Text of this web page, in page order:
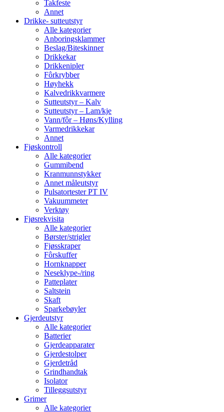
Takfeste
Annet
Drikke- sutteutstyr
Alle kategorier
Anboringsklammer
Beslag/Biteskinner
Drikkekar
Drikkenipler
Fôrkrybber
Høyhekk
Kalvedrikkvarmere
Sutteutstyr – Kalv
Sutteutstyr – Lam/kje
Vann/fôr – Høns/Kylling
Varmedrikkekar
Annet
Fjøskontroll
Alle kategorier
Gummibend
Kranmunnstykker
Annet måleutstyr
Pulsatortester PT IV
Vakuummeter
Verktøy
Fjøsrekvisita
Alle kategorier
Børster/strigler
Fjøsskraper
Fôrskuffer
Hornknapper
Neseklype-/ring
Patteplater
Saltstein
Skaft
Sparkebøyler
Gjerdeutstyr
Alle kategorier
Batterier
Gjerdeapparater
Gjerdestolper
Gjerdetråd
Grindhandtak
Isolator
Tilleggsutstyr
Grimer
Alle kategorier